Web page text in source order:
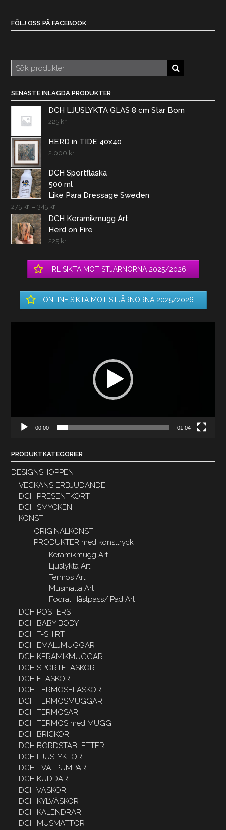
FÖLJ OSS PÅ FACEBOOK
Sök
efter:
SENASTE INLAGDA PRODUKTER
DCH LJUSLYKTA GLAS 8 cm Star Born
225 kr
HERD in TIDE 40x40
2.000 kr
DCH Sportflaska
500 ml
Like Para Dressage Sweden
275 kr – 345 kr
DCH Keramikmugg Art
Herd on Fire
225 kr
IRL SIKTA MOT STJÄRNORNA 2025/2026
ONLINE SIKTA MOT STJÄRNORNA 2025/2026
00:00 01:04
PRODUKTKATEGORIER
DESIGNSHOPPEN
VECKANS ERBJUDANDE
DCH PRESENTKORT
DCH SMYCKEN
KONST
ORIGINALKONST
PRODUKTER med konsttryck
Keramikmugg Art
Ljuslykta Art
Termos Art
Musmatta Art
Fodral Hästpass/iPad Art
DCH POSTERS
DCH BABY BODY
DCH T-SHIRT
DCH EMALJMUGGAR
DCH KERAMIKMUGGAR
DCH SPORTFLASKOR
DCH FLASKOR
DCH TERMOSFLASKOR
DCH TERMOSMUGGAR
DCH TERMOSAR
DCH TERMOS med MUGG
DCH BRICKOR
DCH BORDSTABLETTER
DCH LJUSLYKTOR
DCH TVÅLPUMPAR
DCH KUDDAR
DCH VÄSKOR
DCH KYLVÄSKOR
DCH KALENDRAR
DCH MUSMATTOR